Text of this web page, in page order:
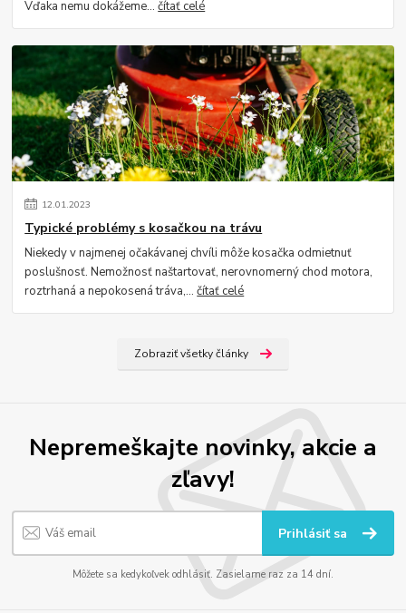
Vďaka nemu dokážeme...čítať celé
12.01.2023
Typické problémy s kosačkou na trávu
Niekedy v najmenej očakávanej chvíli môže kosačka odmietnuť
poslušnosť. Nemožnosť naštartovať, nerovnomerný chod motora,
roztrhaná a nepokosená tráva,...čítať celé
Zobraziť všetky články
Nepremeškajte novinky, akcie a
zľavy!
Prihlásiť sa
Môžete sa kedykoľvek odhlásiť. Zasielame raz za 14 dní.